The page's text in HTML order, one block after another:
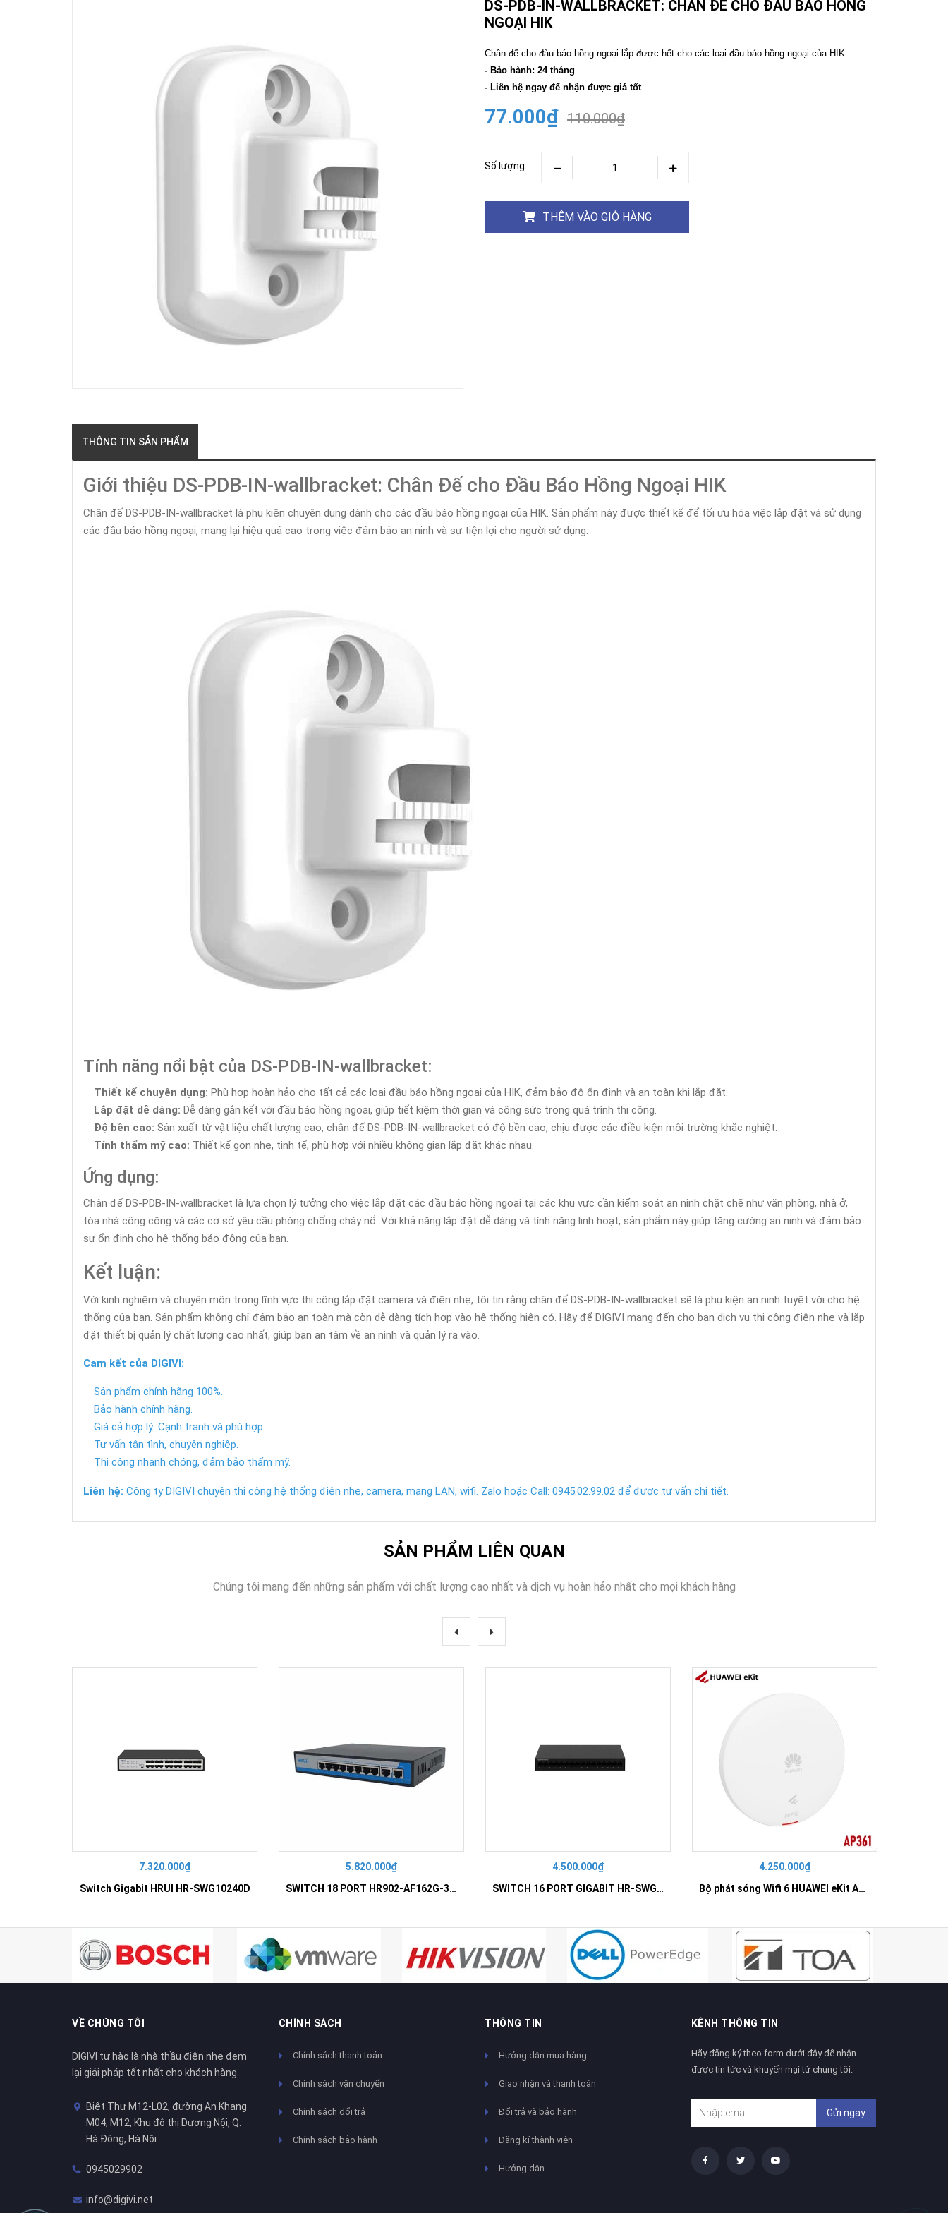
CAMERA
ĐỘNG
Hikvision
Camera
THIẾT
TUYẾN
M27
Faster
FASTER
HUAWEI
DS-PDB-IN-WALLBRACKET: CHÂN ĐẾ CHO ĐẦU BÁO HỒNG
NGOẠI HIK
Chân đế cho đàu báo hồng ngoại lắp được hết cho các loại đầu báo hồng ngoại của HIK
- Bảo hành: 24 tháng
- Liên hệ ngay để nhận được giá tốt
77.000₫ 110.000₫
Số lượng:
THÊM VÀO GIỎ HÀNG
THÔNG TIN SẢN PHẨM
Giới thiệu DS-PDB-IN-wallbracket: Chân Đế cho Đầu Báo Hồng Ngoại HIK
Chân đế DS-PDB-IN-wallbracket là phụ kiện chuyên dụng dành cho các đầu báo hồng ngoại của HIK. Sản phẩm này được thiết kế để tối ưu hóa việc lắp đặt và sử dụng
các đầu báo hồng ngoại, mang lại hiệu quả cao trong việc đảm bảo an ninh và sự tiện lợi cho người sử dụng.
Tính năng nổi bật của DS-PDB-IN-wallbracket:
Thiết kế chuyên dụng: Phù hợp hoàn hảo cho tất cả các loại đầu báo hồng ngoại của HIK, đảm bảo độ ổn định và an toàn khi lắp đặt.
Lắp đặt dễ dàng: Dễ dàng gắn kết với đầu báo hồng ngoại, giúp tiết kiệm thời gian và công sức trong quá trình thi công.
Độ bền cao: Sản xuất từ vật liệu chất lượng cao, chân đế DS-PDB-IN-wallbracket có độ bền cao, chịu được các điều kiện môi trường khắc nghiệt.
Tính thẩm mỹ cao: Thiết kế gọn nhẹ, tinh tế, phù hợp với nhiều không gian lắp đặt khác nhau.
Ứng dụng:
Chân đế DS-PDB-IN-wallbracket là lựa chọn lý tưởng cho việc lắp đặt các đầu báo hồng ngoại tại các khu vực cần kiểm soát an ninh chặt chẽ như văn phòng, nhà ở,
tòa nhà công cộng và các cơ sở yêu cầu phòng chống cháy nổ. Với khả năng lắp đặt dễ dàng và tính năng linh hoạt, sản phẩm này giúp tăng cường an ninh và đảm bảo
sự ổn định cho hệ thống báo động của bạn.
Kết luận:
Với kinh nghiệm và chuyên môn trong lĩnh vực thi công lắp đặt camera và điện nhẹ, tôi tin rằng chân đế DS-PDB-IN-wallbracket sẽ là phụ kiện an ninh tuyệt vời cho hệ
thống của bạn. Sản phẩm không chỉ đảm bảo an toàn mà còn dễ dàng tích hợp vào hệ thống hiện có. Hãy để DIGIVI mang đến cho bạn dịch vụ thi công điện nhẹ và lắp
đặt thiết bị quản lý chất lượng cao nhất, giúp bạn an tâm về an ninh và quản lý ra vào.
Cam kết của DIGIVI:
Sản phẩm chính hãng 100%.
Bảo hành chính hãng.
Giá cả hợp lý: Cạnh tranh và phù hợp.
Tư vấn tận tình, chuyên nghiệp.
Thi công nhanh chóng, đảm bảo thẩm mỹ.
Liên hệ: Công ty DIGIVI chuyên thi công hệ thống điện nhẹ, camera, mạng LAN, wifi. Zalo hoặc Call: 0945.02.99.02 để được tư vấn chi tiết.
SẢN PHẨM LIÊN QUAN
Chúng tôi mang đến những sản phẩm với chất lượng cao nhất và dịch vụ hoàn hảo nhất cho mọi khách hàng
7.320.000₫
Switch Gigabit HRUI HR-SWG10240D
5.820.000₫
SWITCH 18 PORT HR902-AF162G-300 – Switch PoE 16 Cổng
4.500.000₫
SWITCH 16 PORT GIGABIT HR-SWG00160
4.250.000₫
Bộ phát sóng Wifi 6 HUAWEI eKit AP361
VỀ CHÚNG TÔI
DIGIVI tự hào là nhà thầu điện nhẹ đem
lại giải pháp tốt nhất cho khách hàng
Biệt Thự M12-L02, đường An Khang
M04; M12, Khu đô thị Dương Nội, Q.
Hà Đông, Hà Nội
0945029902
info@digivi.net
CHÍNH SÁCH
Chính sách thanh toán
Chính sách vận chuyển
Chính sách đổi trả
Chính sách bảo hành
THÔNG TIN
Hướng dẫn mua hàng
Giao nhận và thanh toán
Đổi trả và bảo hành
Đăng kí thành viên
Hướng dẫn
KÊNH THÔNG TIN
Hãy đăng ký theo form dưới đây để nhận
được tin tức và khuyến mại từ chúng tôi.
Gửi ngay